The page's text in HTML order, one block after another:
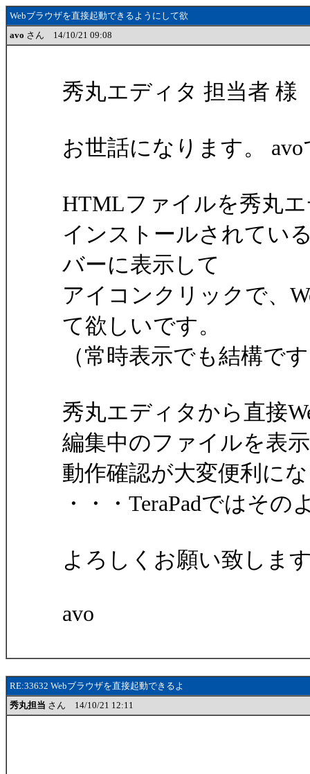
Webブラウザを直接起動できるようにして欲
avo さん 14/10/21 09:08
秀丸エディタ 担当者 様
お世話になります。
HTMLファイルを秀丸
インストールされてい
バーに表示して
アイコンクリックで、
て欲しいです。
（常時表示でも結構で
秀丸エディタから直接
編集中のファイルを表
動作確認が大変便利に
・・・TeraPadではそ
よろしくお願い致しま
avo
RE:33632 Webブラウザを直接起動できるよ
秀丸担当 さん 14/10/21 12:11